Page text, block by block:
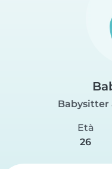
Babysitter
Età
26